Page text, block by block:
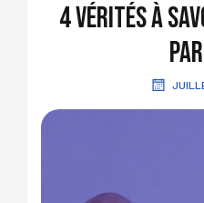
4 vérités à